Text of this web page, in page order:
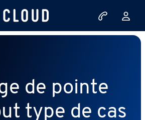
de pointe
type de cas